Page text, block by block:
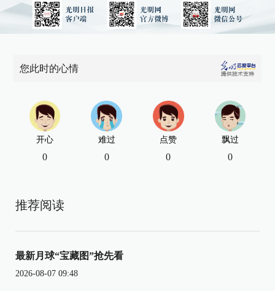
您此时的心情
开心
0
难过
0
点赞
0
飘过
0
推荐阅读
最新月球“宝藏图”抢先看
2026-08-07 09:48